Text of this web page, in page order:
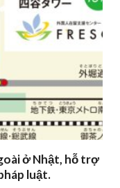
ở Nhật, hỗ trợ
luật.